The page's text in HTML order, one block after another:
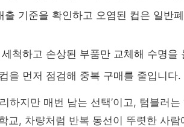
출 기준을 확인하고 오염된 컵은 일반
척하고 손상된 부품만 교체해 수명을
을 먼저 점검해 중복 구매를 줄입니다.
하지만 매번 남는 선택’이고, 텀블러는
교, 차량처럼 반복 동선이 뚜렷한 사람